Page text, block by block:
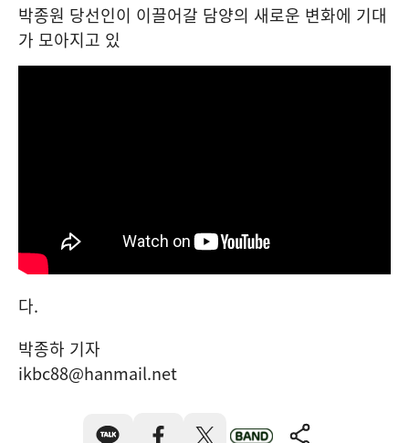
박종원 당선인이 이끌어갈 담양의 새로운 변화에 기대
가 모아지고 있
다.
박종하 기자
ikbc88@hanmail.net